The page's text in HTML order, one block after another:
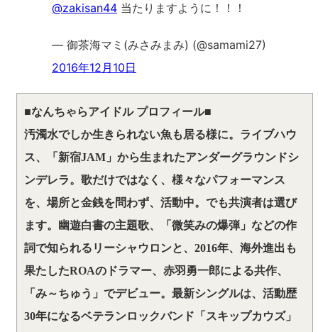
@zakisan44 当たりますように！！！
— 御茶海マミ(みさみまみ) (@samami27)
2016年12月10日
■なんちゃらアイドル プロフィール■
汚濁水でしか生きられない魚も居る様に。ライブハウ
ス、「新宿JAM」から生まれたアンダーグラウンドシ
ンデレラ。歌だけではなく、様々なパフォーマンス
を、場所と金銭を問わず、活動中。でも共演者は選び
ます。幽遊白書の主題歌、「微笑みの爆弾」などの作
詞で知られるリーシャウロンと、2016年、海外進出も
果たしたROAのドラマー、赤羽勇一郎による共作、
「み～ちゅう」でデビュー。最新シングルは、活動歴
30年になるベテランロックバンド「スキップカウズ」